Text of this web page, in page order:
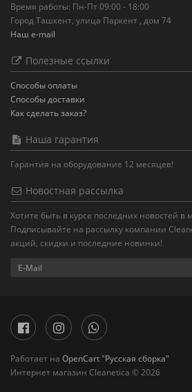
Время работы: Пн-Пт 09:00 - 18:00
Город Ташкент, улица Паркент , дом 74
Наш e-mail
Полезные ссылки
Способы оплаты
Способы доставки
Как сделать заказ?
Наша гарантия
Гарантия на оборудование 12 месяцев!
Новостная рассылка
Хотите быть в курсе последних новостей в
Подписывайте на рассылку компании
акций, скидки и последние новинки!
Работает на OpenCart "Русская сборка"
Интернет магазин Cleanetica © 2026